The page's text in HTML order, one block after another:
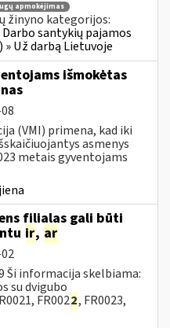
apmokėjimas
žinyno kategorijos:
santykių pajamos
Už darbą Lietuvoje
išmokėtas
(VMI) primena, kad iki
asmenys
metais gyventojams
filialas gali būti
ir, ar
Ši informacija skelbiama:
su dvigubo
FR0022, FR0023,